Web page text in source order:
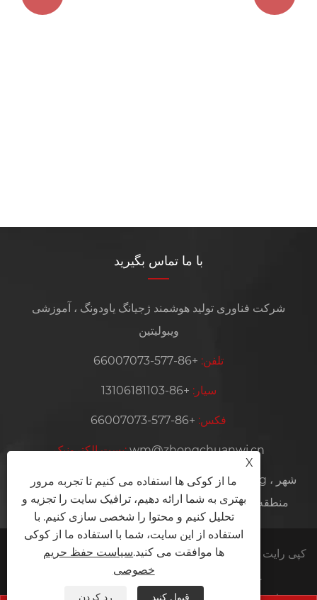
با ما تماس بگیرید
شرکت فناوری تولید هوشمند ژجیانگ یاودونگ ، آموزشی
ویبولیتین
تلفن: +86-577-66007073
سیار: +86-13106181103
فکس: +86-577-66007073
پست الکترونیک:wm@zhongchuanwj.cn
نشانی:
منطقه 6 ، شهر Wanyang Zhongchuang ، شهر
Bihu ، منطقه لیاندو ، شهر لیشوی ، استان ژجیانگ ، چین
کپی رایت © 2024 شرکت فناوری تولید هوشمند ژجیانگ یاودونگ
، آموزشی ویبولیتین کلیه حقوق محفوظ است.
X
ما از کوکی ها استفاده می کنیم تا تجربه مرور
بهتری به شما ارائه دهیم، ترافیک سایت را تجزیه و
تحلیل کنیم و محتوا را شخصی سازی کنیم. با
استفاده از این سایت، شما با استفاده ما از کوکی
ها موافقت می کنید.سیاست حفظ حریم
خصوصی
رد کردن قبول کنید